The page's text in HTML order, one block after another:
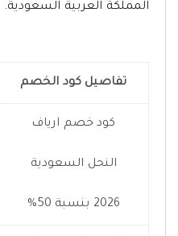
المملكة العربية السعودية.
تفاصيل كود الخصم
كود خصم ارياف
النحل السعودية
2026 بنسبة 50%